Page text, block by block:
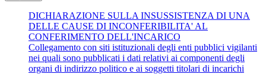
DICHIARAZIONE SULLA INSUSSISTENZA DI UNA
DELLE CAUSE DI INCONFERIBILITA' AL
CONFERIMENTO DELL'INCARICO
Collegamento con siti istituzionali degli enti pubblici vigilanti
nei quali sono pubblicati i dati relativi ai componenti degli
organi di indirizzo politico e ai soggetti titolari di incarichi